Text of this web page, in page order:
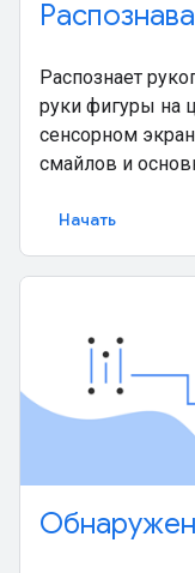
Распознает
руки фигуры на
сенсорном
смайлов и
Начать